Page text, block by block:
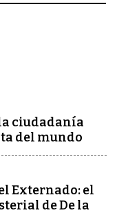
ciudadanía
del mundo
Externado: el
de De la